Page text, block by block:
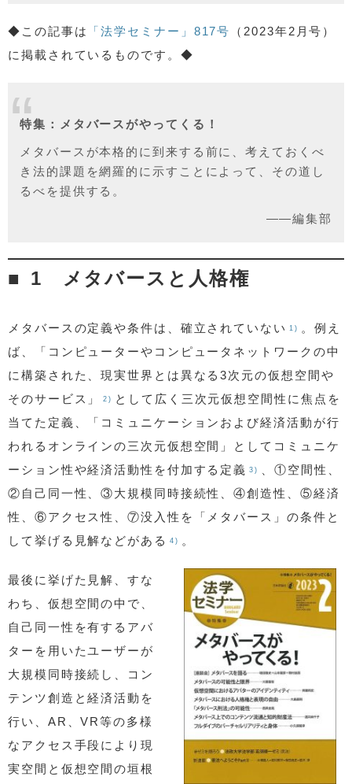
◆この記事は 「法学セミナー」817号
（2023年2月号）
に掲載されているものです。◆
特集：メタバースがやってくる！
メタバースが本格的に到来する前に、考えておくべ
き法的課題を網羅的に示すことによって、その道し
るべを提供する。
――編集部
1 メタバースと人格権
メタバースの定義や条件は、確立されていない 1)
。例え
ば、「コンピューターやコンピュータネットワークの中
に構築された、現実世界とは異なる3次元の仮想空間や
そのサービス」
2)
として広く三次元仮想空間性に焦点を
当てた定義、「コミュニケーションおよび経済活動が行
われるオンラインの三次元仮想空間」としてコミュニケ
ーション性や経済活動性を付加する定義 3)
、①空間性、
②自己同一性、③大規模同時接続性、④創造性、⑤経済
性、⑥アクセス性、⑦没入性を「メタバース」の条件と
して挙げる見解などがある
4) 。
最後に挙げた見解、すな
わち、仮想空間の中で、
自己同一性を有するアバ
ターを用いたユーザーが
大規模同時接続し、コン
テンツ創造と経済活動を
行い、AR、VR等の多様
なアクセス手段により現
実空間と仮想空間の垣根